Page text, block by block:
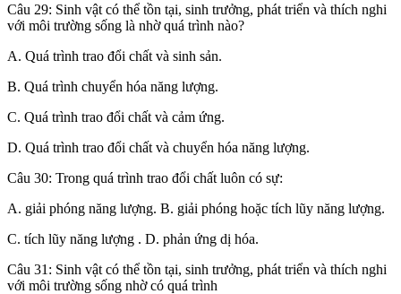
Câu 29: Sinh vật có thể tồn tại, sinh trưởng, phát triển và thích nghi
với môi trường sống là nhờ quá trình nào?
A. Quá trình trao đổi chất và sinh sản.
B. Quá trình chuyển hóa năng lượng.
C. Quá trình trao đổi chất và cảm ứng.
D. Quá trình trao đổi chất và chuyển hóa năng lượng.
Câu 30: Trong quá trình trao đổi chất luôn có sự:
A. giải phóng năng lượng. B. giải phóng hoặc tích lũy năng lượng.
C. tích lũy năng lượng . D. phản ứng dị hóa.
Câu 31: Sinh vật có thể tồn tại, sinh trưởng, phát triển và thích nghi
với môi trường sống nhờ có quá trình